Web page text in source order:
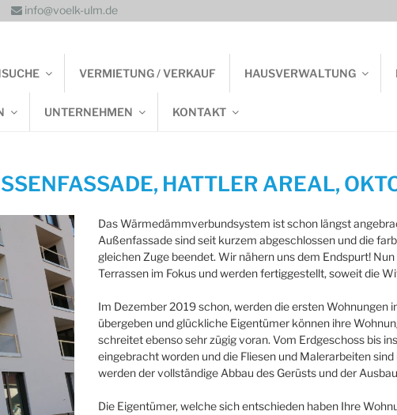
info@voelk-ulm.de
VERMIETUNG / VERKAUF HAUSVERWALTUNG
UNTERNEHMEN KONTAKT
HATTLER AREAL,
Das Wärmedämmverbundsystem ist schon längst
Außenfassade sind seit kurzem abgeschlossen und die
gleichen Zuge beendet. Wir nähern uns dem Endspurt!
Terrassen im Fokus und werden fertiggestellt, soweit die
Im Dezember 2019 schon, werden die ersten Wohnungen
übergeben und glückliche Eigentümer können ihre
schreitet ebenso sehr zügig voran. Vom Erdgeschoss bis
eingebracht worden und die Fliesen und Malerarbeiten
werden der vollständige Abbau des Gerüsts und der
Die Eigentümer, welche sich entschieden haben Ihre